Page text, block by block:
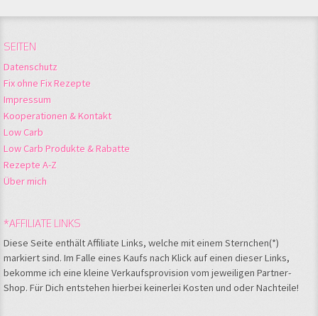
SEITEN
Datenschutz
Fix ohne Fix Rezepte
Impressum
Kooperationen & Kontakt
Low Carb
Low Carb Produkte & Rabatte
Rezepte A-Z
Über mich
*AFFILIATE LINKS
Diese Seite enthält Affiliate Links, welche mit einem Sternchen(*)
markiert sind. Im Falle eines Kaufs nach Klick auf einen dieser Links,
bekomme ich eine kleine Verkaufsprovision vom jeweiligen Partner-
Shop. Für Dich entstehen hierbei keinerlei Kosten und oder Nachteile!